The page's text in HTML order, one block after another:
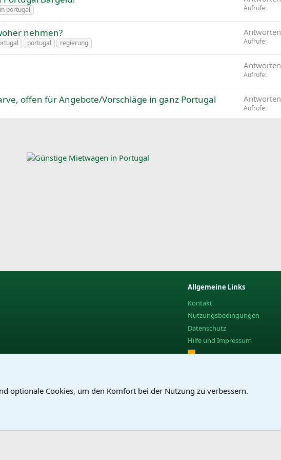
portugal Aufrufe
nehmen?
portugal regierung
Antworten
Aufrufe
Antworten
Aufrufe
offen für Angebote/Vorschläge in ganz Portugal Antworten
Aufrufe
Allgemeine Links
Kontakt
Nutzungsbedingungen
Datenschutz
Hilfe und Impressum
R
optionale Cookies, um den Komfort bei der Nutzung zu verbessern.